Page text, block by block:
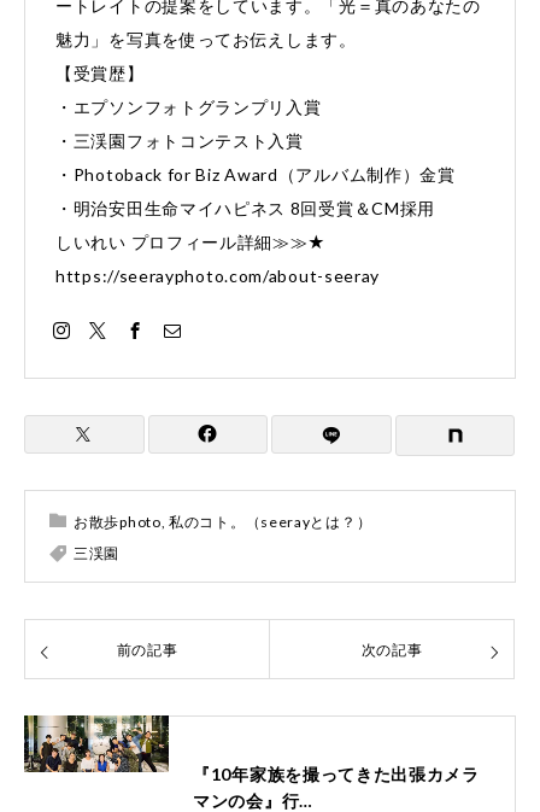
ートレイトの提案をしています。「光＝真のあなたの
魅力」を写真を使ってお伝えします。
【受賞歴】
・エプソンフォトグランプリ入賞
・三渓園フォトコンテスト入賞
・Photoback for Biz Award（アルバム制作）金賞
・明治安田生命マイハピネス 8回受賞＆CM採用
しいれい プロフィール詳細≫≫★
https://seerayphoto.com/about-seeray
お散歩photo,私のコト。（seerayとは？）
三渓園
前の記事 次の記事
『10年家族を撮ってきた出張カメラ
マンの会』行…